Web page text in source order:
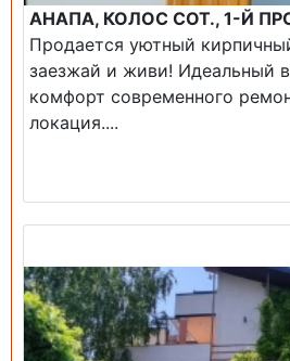
АНАПА, КОЛОС СОТ., 1-Й
Продается уютный
заезжай и живи! ​Идеальный
комфорт современного
локация....